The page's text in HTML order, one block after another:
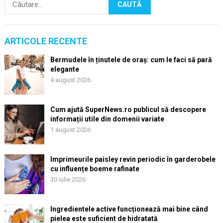
ARTICOLE RECENTE
Bermudele în ținutele de oraș: cum le faci să pară
elegante
4 august 2026
Cum ajută SuperNews.ro publicul să descopere
informații utile din domenii variate
1 august 2026
Imprimeurile paisley revin periodic în garderobele
cu influențe boeme rafinate
30 iulie 2026
Ingredientele active funcționează mai bine când
pielea este suficient de hidratată